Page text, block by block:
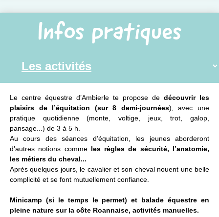
Infos pratiques
Le centre équestre d’Ambierle te propose de découvrir les
plaisirs de l’équitation (sur 8 demi-journées), avec une
pratique quotidienne (monte, voltige, jeux, trot, galop,
pansage...) de 3 à 5 h.
Au cours des séances d’équitation, les jeunes aborderont
d’autres notions comme les règles de sécurité, l’anatomie,
les métiers du cheval...
Après quelques jours, le cavalier et son cheval nouent une belle
complicité et se font mutuellement confiance.
Minicamp (si le temps le permet) et balade équestre en
pleine nature sur la côte Roannaise, activités manuelles.